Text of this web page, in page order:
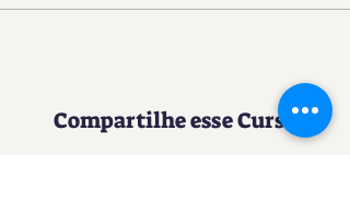
Compartilhe esse Curso